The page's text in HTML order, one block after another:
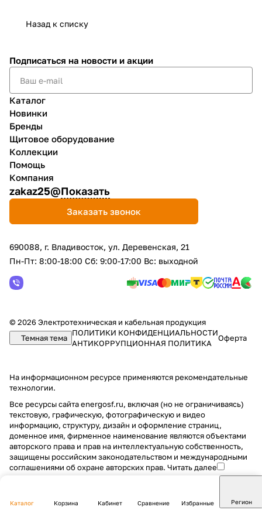
Назад к списку
Каталог Корзина Кабинет Сравнение Избранные Регион
Подписаться на новости и акции
Каталог
Новинки
Бренды
Щитовое оборудование
Коллекции
Помощь
Компания
zakaz25@Показать
Заказать звонок
690088, г. Владивосток, yл. Деревенская, 21
Пн-Пт: 8:00-18:00 Сб: 9:00-17:00 Вс: выходной
© 2026 Электротехническая и кабельная продукция
Темная тема
ПОЛИТИКИ КОНФИДЕНЦИАЛЬНОСТИ
АНТИКОРРУПЦИОННАЯ ПОЛИТИКА
Оферта
На информационном ресурсе применяются рекомендательные
технологии.
Все ресурсы сайта energosf.ru, включая (но не ограничиваясь)
текстовую, графическую, фотографическую и видео
информацию, структуру, дизайн и оформление страниц,
доменное имя, фирменное наименование являются объектами
авторского права и прав на интеллектуальную собственность,
защищены российским законодательством и международными
соглашениями об охране авторских прав. Читать далее